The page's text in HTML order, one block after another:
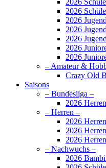
2026
2026
2026
2026
2026
2026
2026
– Amateur &
Crazy Old
Saisons
– Bundesliga –
2026
– Herren –
2026
2026
2026
– Nachwuchs –
2026